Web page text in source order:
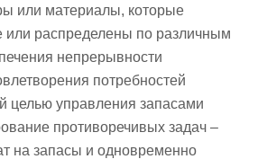
или материалы, которые
или распределены по различным
непрерывности
потребностей
целью управления запасами
противоречивых задач –
на запасы и одновременно